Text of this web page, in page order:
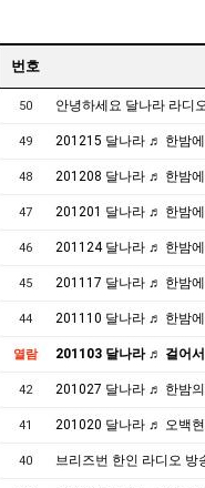
번호
50 안녕하세요 달나라 라디
49 201215 달나라 ♬ 한밤에
48 201208 달나라 ♬ 한밤에
47 201201 달나라 ♬ 한밤에
46 201124 달나라 ♬ 한밤에
45 201117 달나라 ♬ 한밤에
44 201110 달나라 ♬ 한밤에
열람 201103 달나라 ♬ 걸어
42 201027 달나라 ♬ 한밤의
41 201020 달나라 ♬ 오백
40 브리즈번 한인 라디오 방